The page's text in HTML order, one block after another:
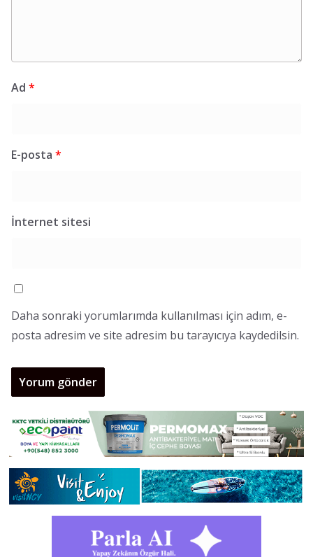
Ad *
E-posta *
İnternet sitesi
Daha sonraki yorumlarımda kullanılması için adım, e-
posta adresim ve site adresim bu tarayıcıya kaydedilsin.